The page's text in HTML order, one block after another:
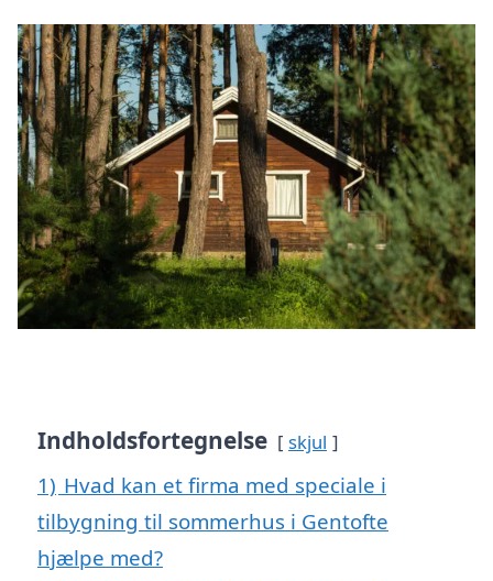
Indholdsfortegnelse skjul
1) Hvad kan et firma med speciale i
tilbygning til sommerhus i Gentofte
hjælpe med?